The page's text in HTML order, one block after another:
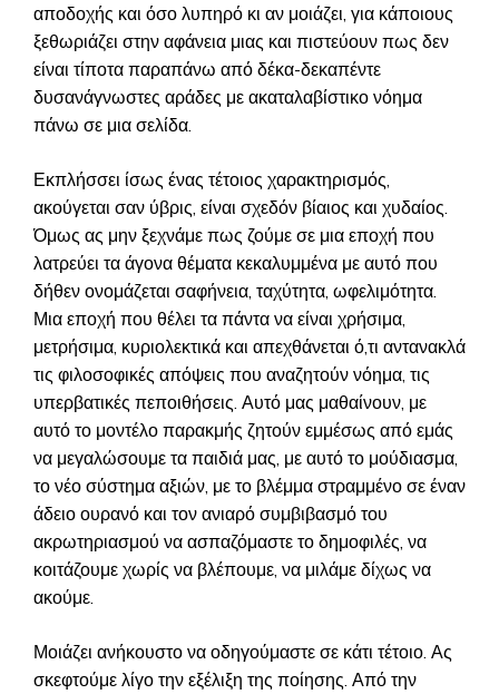
αποδοχής και όσο λυπηρό κι αν μοιάζει, για κάποιους
ξεθωριάζει στην αφάνεια μιας και πιστεύουν πως δεν
είναι τίποτα παραπάνω από δέκα-δεκαπέντε
δυσανάγνωστες αράδες με ακαταλαβίστικο νόημα
πάνω σε μια σελίδα.
Εκπλήσσει ίσως ένας τέτοιος χαρακτηρισμός,
ακούγεται σαν ύβρις, είναι σχεδόν βίαιος και χυδαίος.
Όμως ας μην ξεχνάμε πως ζούμε σε μια εποχή που
λατρεύει τα άγονα θέματα κεκαλυμμένα με αυτό που
δήθεν ονομάζεται σαφήνεια, ταχύτητα, ωφελιμότητα.
Μια εποχή που θέλει τα πάντα να είναι χρήσιμα,
μετρήσιμα, κυριολεκτικά και απεχθάνεται ό,τι αντανακλά
τις φιλοσοφικές απόψεις που αναζητούν νόημα, τις
υπερβατικές πεποιθήσεις. Αυτό μας μαθαίνουν, με
αυτό το μοντέλο παρακμής ζητούν εμμέσως από εμάς
να μεγαλώσουμε τα παιδιά μας, με αυτό το μούδιασμα,
το νέο σύστημα αξιών, με το βλέμμα στραμμένο σε έναν
άδειο ουρανό και τον ανιαρό συμβιβασμό του
ακρωτηριασμού να ασπαζόμαστε το δημοφιλές, να
κοιτάζουμε χωρίς να βλέπουμε, να μιλάμε δίχως να
ακούμε.
Μοιάζει ανήκουστο να οδηγούμαστε σε κάτι τέτοιο. Ας
σκεφτούμε λίγο την εξέλιξη της ποίησης. Από την